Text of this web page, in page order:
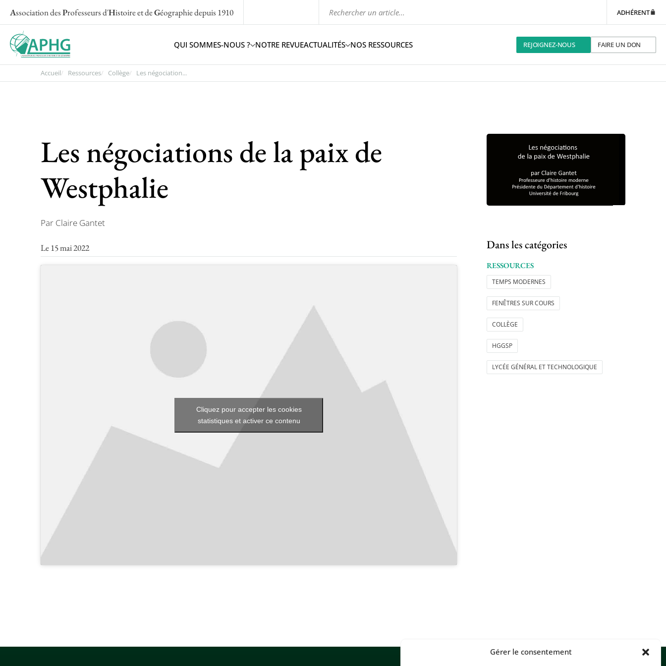
Gérer le consentement
Association desProfesseurs d'Histoire et deGéographiedepuis 1910 ADHÉRENT
QUI SOMMES-NOUS ? NOTRE REVUEACTUALITÉS NOS RESSOURCES REJOIGNEZ-NOUS FAIRE UN DON
Accueil Ressources Collège Les négociation...
Les négociations de la paix de
Westphalie
Par Claire Gantet
Le 15 mai 2022
Cliquez pour accepter les cookies
statistiques et activer ce contenu
Dans les catégories
RESSOURCES
TEMPS MODERNES
FENÊTRES SUR COURS
COLLÈGE
HGGSP
LYCÉE GÉNÉRAL ET TECHNOLOGIQUE